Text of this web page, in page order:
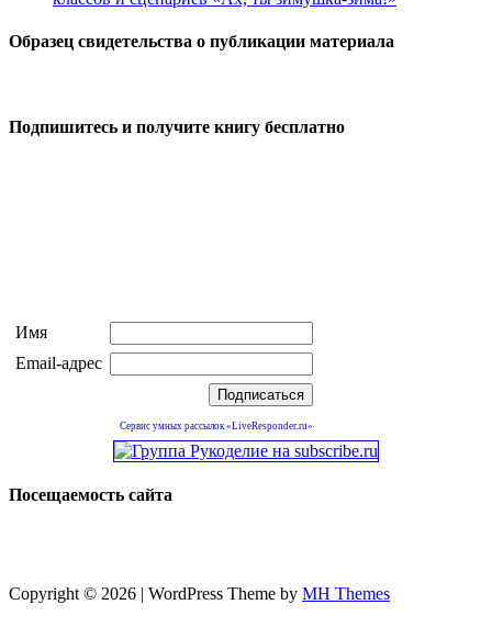
Образец свидетельства о публикации материала
Подпишитесь и получите книгу бесплатно
Имя
Email-адрес
Сервис умных рассылок «LiveResponder.ru»
Посещаемость сайта
Copyright © 2026 | WordPress Theme by MH Themes